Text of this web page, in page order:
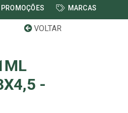
PROMOÇÕES MARCAS
VOLTAR
-